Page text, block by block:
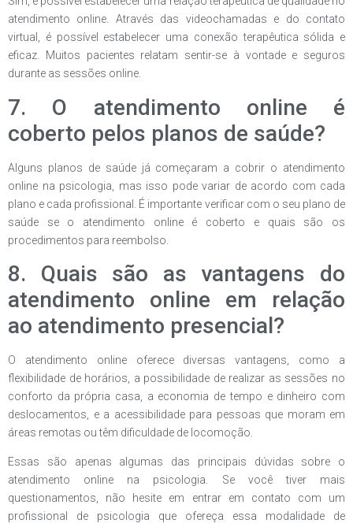
atendimento online. Através das videochamadas e do contato
virtual, é possível estabelecer uma conexão terapêutica sólida e
eficaz. Muitos pacientes relatam sentir-se à vontade e seguros
durante as sessões online.
7. O atendimento online é
coberto pelos planos de saúde?
Alguns planos de saúde já começaram a cobrir o atendimento
online na psicologia, mas isso pode variar de acordo com cada
plano e cada profissional. É importante verificar com o seu plano de
saúde se o atendimento online é coberto e quais são os
procedimentos para reembolso.
8. Quais são as vantagens do
atendimento online em relação
ao atendimento presencial?
O atendimento online oferece diversas vantagens, como a
flexibilidade de horários, a possibilidade de realizar as sessões no
conforto da própria casa, a economia de tempo e dinheiro com
deslocamentos, e a acessibilidade para pessoas que moram em
áreas remotas ou têm dificuldade de locomoção.
Essas são apenas algumas das principais dúvidas sobre o
atendimento online na psicologia. Se você tiver mais
questionamentos, não hesite em entrar em contato com um
profissional de psicologia que ofereça essa modalidade de